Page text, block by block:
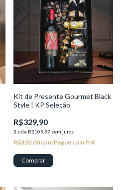
Kit de Presente Gourmet Black
Style | KP Seleção
R$329,90
3 xde R$109,97 sem juros
R$320,00com Pague com PIX